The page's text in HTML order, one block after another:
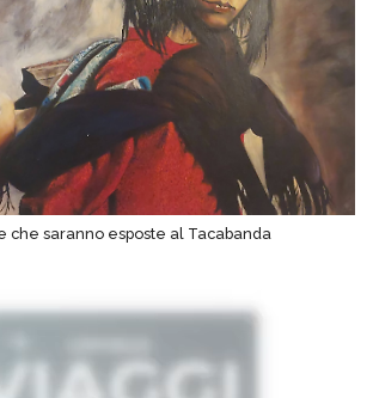
che saranno esposte al Tacabanda